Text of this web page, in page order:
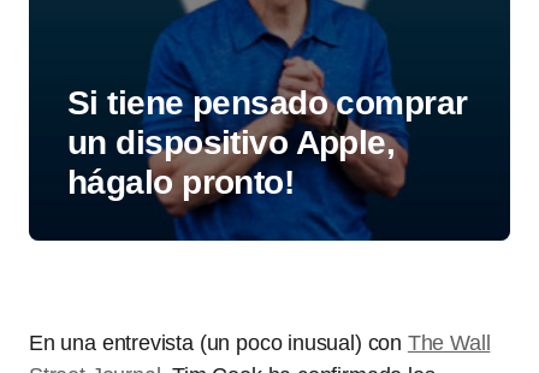
Si tiene pensado comprar
un dispositivo Apple,
hágalo pronto!
En una entrevista (un poco inusual) con The Wall